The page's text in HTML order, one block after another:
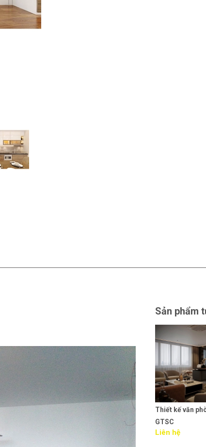
Sản phẩm
Thiết kế văn phòng Cty
Thiết kế nội thất
Crowne Plaza VY
Liên hệ